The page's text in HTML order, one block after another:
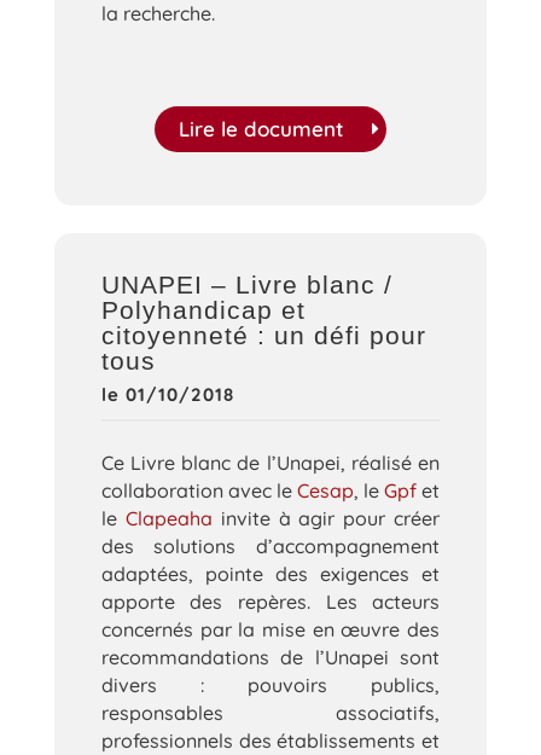
la recherche.
Lire le document
UNAPEI – Livre blanc /
Polyhandicap et
citoyenneté : un défi pour
tous
le 01/10/2018
Ce Livre blanc de l’Unapei, réalisé en
collaboration avec le Cesap, leGpf et
le Clapeaha invite à agir pour créer
des solutions d’accompagnement
adaptées, pointe des exigences et
apporte des repères. Les acteurs
concernés par la mise en œuvre des
recommandations de l’Unapei sont
divers : pouvoirs publics,
responsables associatifs,
professionnels des établissements et